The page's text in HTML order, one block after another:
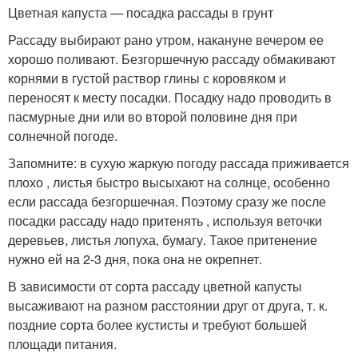
Цветная капуста — посадка рассады в грунт
Рассаду выбирают рано утром, накануне вечером ее
хорошо поливают. Безгоршечную рассаду обмакивают
корнями в густой раствор глины с коровяком и
переносят к месту посадки. Посадку надо проводить в
пасмурные дни или во второй половине дня при
солнечной погоде.
Запомните: в сухую жаркую погоду рассада приживается
плохо , листья быстро высыхают на солнце, особенно
если рассада безгоршечная. Поэтому сразу же после
посадки рассаду надо притенять , используя веточки
деревьев, листья лопуха, бумагу. Такое притенение
нужно ей на 2-3 дня, пока она не окрепнет.
В зависимости от сорта рассаду цветной капусты
высаживают на разном расстоянии друг от друга, т. к.
поздние сорта более кустисты и требуют большей
площади питания.